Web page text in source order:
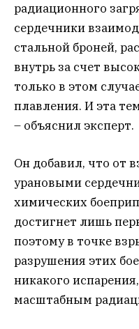
радиационного
сердечники
стальной броней,
внутрь за счет
только в этом
плавления. И эта
– объяснил эксперт.
Он добавил, что от
урановыми
химических
достигнет лишь
поэтому в точке
разрушения этих
никакого
масштабным